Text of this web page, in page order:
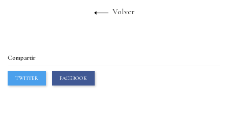
Volver
Compartir
TWITTER FACEBOOK